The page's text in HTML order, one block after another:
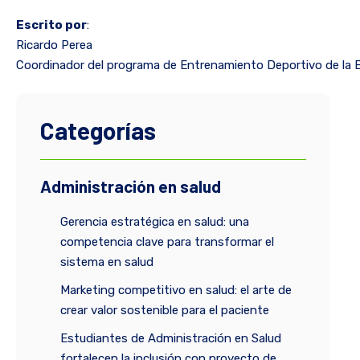
Escrito por:
Ricardo Perea
Coordinador del programa de Entrenamiento Deportivo de la
Categorías
Administración en salud
Gerencia estratégica en salud: una
competencia clave para transformar el
sistema en salud
Marketing competitivo en salud: el arte de
crear valor sostenible para el paciente
Estudiantes de Administración en Salud